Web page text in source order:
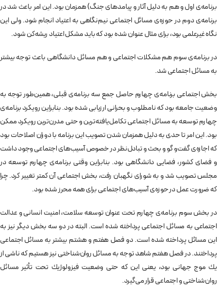
برنامه‌ی اول و هم به دليل آثار و پيامدهای جنگ) همزمان بود. اين امر باعث شد در
برنامه‌ی دوم در حوزه‌ی مسائل اجتماعی نيم‌نگاهی به اعتياد انجام شود. ولی اين
نگاه غيرعلمی بود، برای مثال عنوان شده بود كه بايد مشكل اعتياد ريشه‌كن شود.
در برنامه‌ی سوم هم مشكلات اجتماعی و هم مسائل دانشگاهی باعث توجه بيشتر
به مسائل اجتماعی شد.
بخش اجتماعی برنامه‌ی چهارم حاصل جمع سه‌ برنامه‌ی قبلی، همين‌طور توجه به
وضعيت جامعه بود كه نامطلوب و بحرانی ارزيابی شده بود. بنابراين رويكرد برنامه‌ی
چهارم توسعه به مسائل اجتماعی تكامل‌يافته‌ترين و حتی مدرن‌ترين رويكرد ممكن
بود. اين امر تا حدی به دليل همزمان شدن تصويب اين برنامه با دوران اصلاحات بود
كه اجازه‌ی گفت‌و گو و بحث و تبادل‌نظر در خصوص آسيب‌های اجتماعی وجود داشت
و فضای كشور، فضايی دانشگاهی بود. بنابراين وقتی برنامه‌ی چهارم توسعه در
مجلس تصويب شد و به شورای نگهبان رفت، بخش اجتماعی آن كمتر تغيير كرد. چرا
كه ضرورت عمل در حوزه‌ی آسيب‌های اجتماعی برای همه محرز شده بود.
در بخش سوم برنامه‌ی چهارم تحت عنوان توسعه سلامت،‌ امنيت انسانی و عدالت
اجتماعی به مسائل اجتماعی پرداخته شده است. البته در دو سه بخش ديگر نيز به
اين مسائل پرداخته شده است. دو فصل هفتم و هشتم بيشتر به مسائل اجتماعی
پرداختند. در فصل هفتم شاهد توجه به مسائل روان‌شناختی نيز هستيم كه ناشی از
يك موج جهانی بود، يعنی اين كه حتی وضعيت فيزولوژيك تحت تأثير مسائل
روان‌شناختی و اجتماعی قرار می‌گيرد.